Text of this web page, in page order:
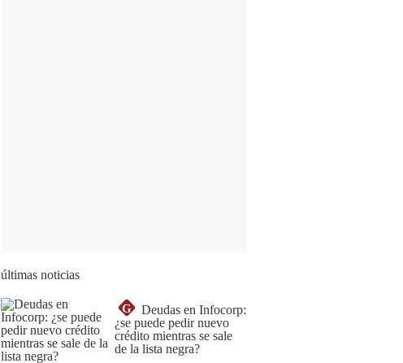
últimas noticias
G
Deudas en Infocorp:
¿se puede pedir nuevo
crédito mientras se sale
de la lista negra?